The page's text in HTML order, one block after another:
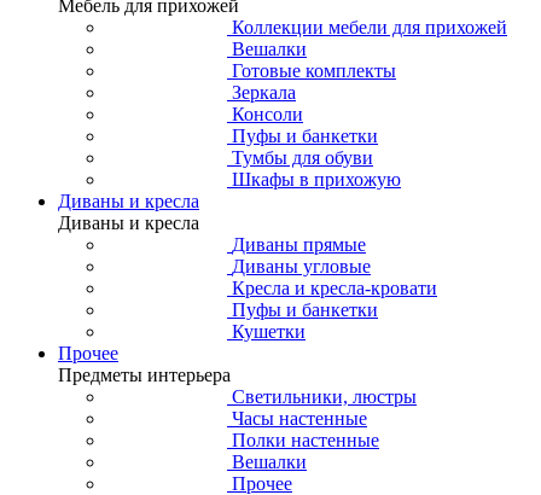
Мебель для прихожей
Коллекции мебели для прихожей
Вешалки
Готовые комплекты
Зеркала
Консоли
Пуфы и банкетки
Тумбы для обуви
Шкафы в прихожую
Диваны и кресла
Диваны и кресла
Диваны прямые
Диваны угловые
Кресла и кресла-кровати
Пуфы и банкетки
Кушетки
Прочее
Предметы интерьера
Светильники, люстры
Часы настенные
Полки настенные
Вешалки
Прочее